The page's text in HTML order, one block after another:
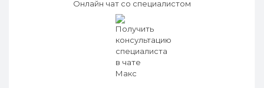
Онлайн чат со специалистом